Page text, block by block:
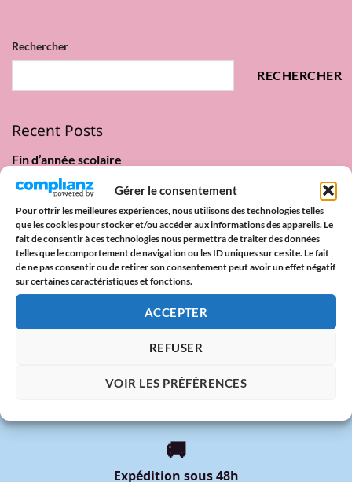
Gérer le consentement
Pour offrir les meilleures expériences, nous utilisons des technologies telles
que les cookies pour stocker et/ou accéder aux informations des appareils. Le
fait de consentir à ces technologies nous permettra de traiter des données
telles que le comportement de navigation ou les ID uniques sur ce site. Le fait
de ne pas consentir ou de retirer son consentement peut avoir un effet négatif
sur certaines caractéristiques et fonctions.
ACCEPTER
REFUSER
VOIR LES PRÉFÉRENCES
Rechercher
RECHERCHER
Recent Posts
Fin d’année scolaire
La fête des pères
Lundi de Pentecôte 2025 : origine, traditions & paroles
d’amour
Date Pride 2025 : Calendrier des Marches des Fiertés en
France
DIXOON x Mois des Fiertés 2025 : Deux Tote Bags Arc-en-
Ciel à Offrir avec Fierté
🚚
Expédition sous 48h